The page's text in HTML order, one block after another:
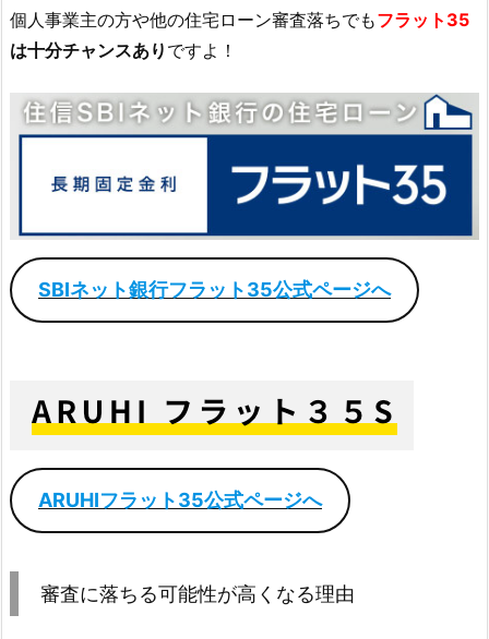
個人事業主の方や他の住宅ローン審査落ちでもフラット35
は十分チャンスあり ですよ！
SBIネット銀行フラット35公式ページへ
ARUHIフラット35公式ページへ
審査に落ちる可能性が高くなる理由